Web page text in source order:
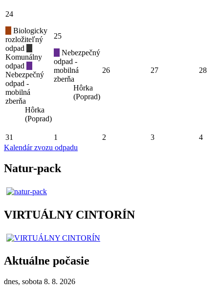
24
Biologicky
rozložiteľný
odpad
Komunálny
odpad
Nebezpečný
odpad -
mobilná
zberňa
Hôrka
(Poprad)
25
Nebezpečný
odpad -
mobilná
zberňa
Hôrka
(Poprad)
26 27 28
31 1 2 3
4
Kalendár zvozu odpadu
Natur-pack
VIRTUÁLNY CINTORÍN
Aktuálne počasie
dnes, sobota 8. 8. 2026